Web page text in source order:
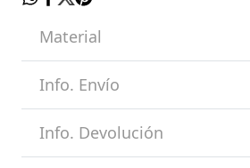
Material
Info. Envío
Info. Devolución